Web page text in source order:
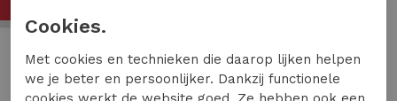
J&J Premium
Cookies.
Met cookies en technieken die daarop lijken helpen
we je beter en persoonlijker. Dankzij functionele